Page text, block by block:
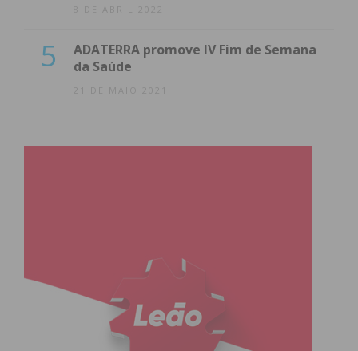
8 DE ABRIL 2022
5
ADATERRA promove IV Fim de Semana
da Saúde
21 DE MAIO 2021